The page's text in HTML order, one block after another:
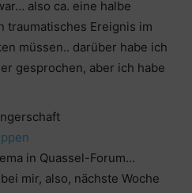
also ca. eine halbe
traumatisches Ereignis im
müssen.. darüber habe ich
gesprochen, aber ich habe
in Quassel-Forum…
mir, also, nächste Woche